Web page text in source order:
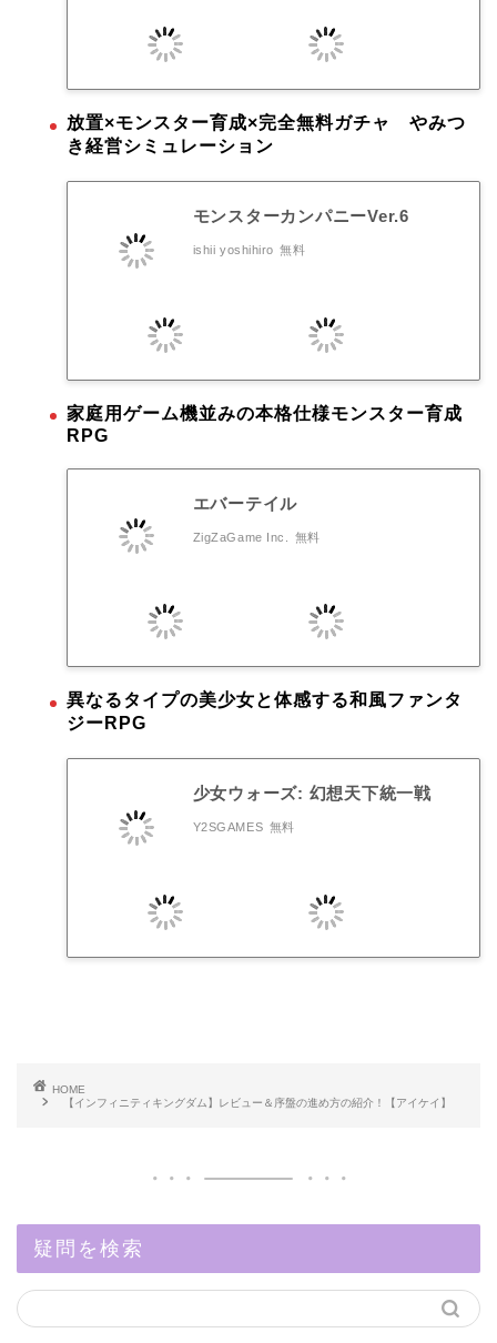
放置×モンスター育成×完全無料ガチャ やみつ
き経営シミュレーション
モンスターカンパニーVer.6
ishii yoshihiro 無料
家庭用ゲーム機並みの本格仕様モンスター育成
RPG
エバーテイル
ZigZaGame Inc. 無料
異なるタイプの美少女と体感する和風ファンタ
ジーRPG
少女ウォーズ: 幻想天下統一戦
Y2SGAMES 無料
HOME
【インフィニティキングダム】レビュー＆序盤の進め方の紹介！【アイケイ】
疑問を検索